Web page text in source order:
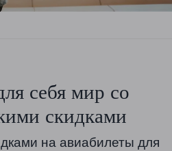
себя мир со
скидками
на авиабилеты для